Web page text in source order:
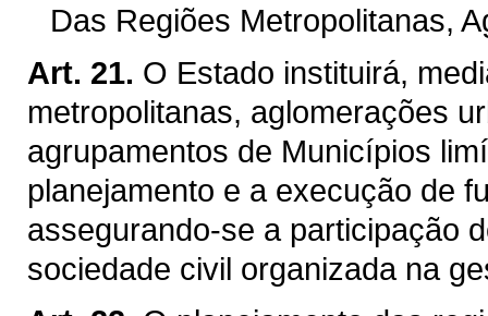
Das Regiões Metropolitanas,
Art. 21. O Estado instituirá,
metropolitanas, aglomerações
agrupamentos de Municípios
planejamento e a execução de
assegurando-se a participação
sociedade civil organizada na